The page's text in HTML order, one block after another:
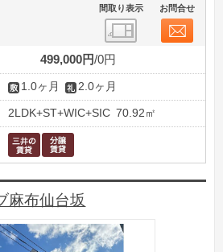
間取り表示 お問合せ
499,000円 0円
1.0ヶ月 2.0ヶ月
2LDK+ST+WIC+SIC 70.92㎡
麻布仙台坂